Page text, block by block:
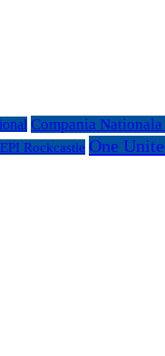
Compania
Rockcastle One